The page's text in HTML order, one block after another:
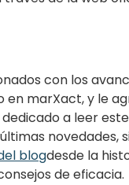
con los
en marXact, y le
a leer
novedades,
blogdesde la
de eficacia.